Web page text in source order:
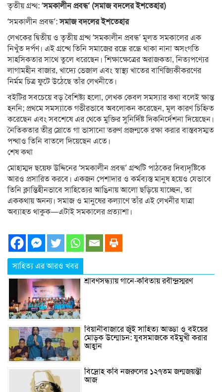
তৃতীয় গ্রন্থ: ‘সমকালীন প্রবন্ধ’ (সমাজ বদলের ইশতেহার)
‘সমকালীন প্রবন্ধ’:সমাজ বদলের ইশতেহার
লেখকের দ্বিতীয় ও তৃতীয় গ্রন্থ ‘সমকালীন প্রবন্ধ’ মূলত সমকালের এক
নিখুঁত দর্পণ। এই গ্রন্থে তিনি সমাজের রন্ধ্রে রন্ধ্রে থাকা নানা অসংগতি
সাহসিকতার সাথে তুলে ধরেছেন। শিক্ষাক্ষেত্রের অরাজকতা, নিত্যপণ্যের
লাগামহীন বাজার, খাদ্যে ভেজাল এবং স্বাস্থ্য খাতের বাণিজ্যিকীকরণের
নির্মম চিত্র ফুটে উঠেছে তাঁর লেখনীতে।
বইটির সবচেয়ে বড় বৈশিষ্ট্য হলো, লেখক কেবল সমস্যার কথা বলেই ক্ষান্ত
হননি; প্রথমে সমস্যাকে গভীরভাবে অবলোকন করেছেন, মূল কারণ চিহ্নিত
করেছেন এবং সবশেষে এর থেকে মুক্তির সুনির্দিষ্ট দিকনির্দেশনা দিয়েছেন।
নৈতিকতার তীব্র স্রোতে গা ভাসানো তরুণ প্রজন্মকে রক্ষা করার বাস্তবসম্মত
পন্থাও তিনি বাতলে দিয়েছেন এতে।
শেষ কথা
মোহাম্মদ ছয়েফ উদ্দিনের ‘সমকালীন প্রবন্ধ’ গ্রন্থটি পাঠকের দিব্যদৃষ্টিকে
আরও প্রসারিত করবে। একজন পেশাদার ও কর্মব্যস্ত মানুষ হয়েও যেভাবে
তিনি ক্লান্তিহীনভাবে সাহিত্যের আঙিনায় আলো ছড়িয়ে যাচ্ছেন, তা
এককথায় অনন্য। সমাজ ও মানুষের কল্যাণে তাঁর এই লেখনীর যাত্রা
অব্যাহত থাকুক—এটাই সমকালের প্রত্যাশা।
সাহিত্য এর আরও খবর
শ্রাবণসন্ধ্যায় গানে-কবিতায় রবীন্দ্রস্মরণ
বিয়ানীবাজারে জুঁই সাহিত্য আড্ডা ও বইয়ের
মোড়ক উন্মোচন: যুবসমাজকে বইমুখী করার
আহ্বান
বিদ্রোহ কবি নজরুলের ১২৭তম জন্মজয়ন্তী
আজ